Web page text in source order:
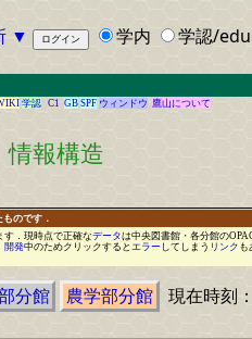
▼ 学内 学認/
学認 C1 GB SPF ウィンドウ 鷹山について
情報構造
のです．
す ． 現時点で正確なデータは中央図書館 ・ 各分館の
開発中のためクリ ッ クすると エラー してしまう リンク も
分館 農学部分館
現在時刻：